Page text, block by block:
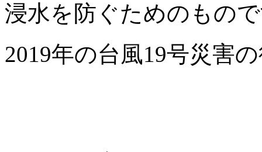
浸水を防ぐためのもの
2019年の台風19号災害